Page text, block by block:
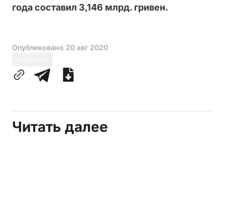
года составил 3,146 млрд. гривен.
Опубликовано 20 авг 2020
Читать далее